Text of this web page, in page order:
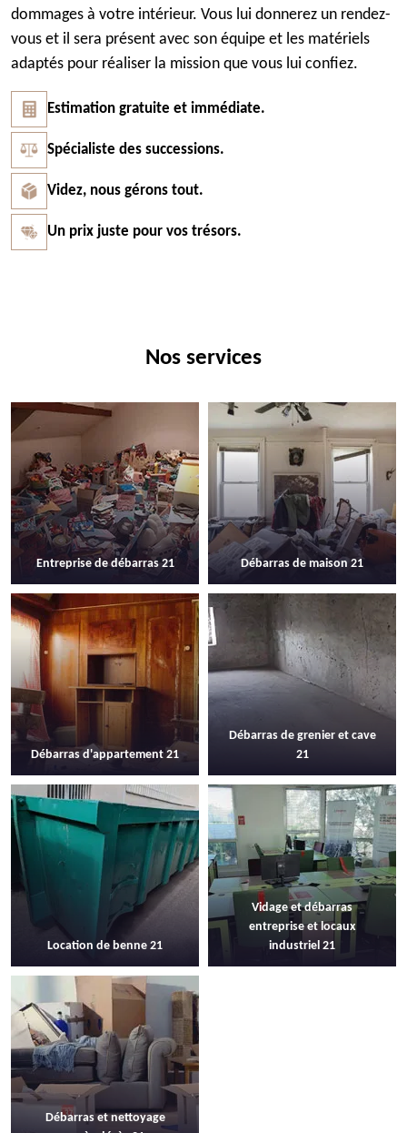
dommages à votre intérieur. Vous lui donnerez un rendez-
vous et il sera présent avec son équipe et les matériels
adaptés pour réaliser la mission que vous lui confiez.
Estimation gratuite et immédiate.
Spécialiste des successions.
Videz, nous gérons tout.
Un prix juste pour vos trésors.
Nos services
Entreprise de débarras 21 Débarras de maison 21
Débarras d'appartement 21
Débarras de grenier et cave
21
Location de benne 21
Vidage et débarras
entreprise et locaux
industriel 21
Débarras et nettoyage